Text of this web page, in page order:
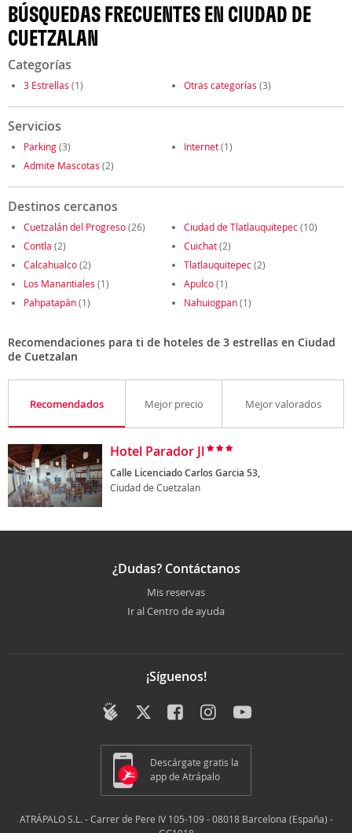
BÚSQUEDAS FRECUENTES EN CIUDAD DE
CUETZALAN
Categorías
3 Estrellas (1) Otras categorías (3)
Servicios
Parking(3) Internet(1)
Admite Mascotas (2)
Destinos cercanos
Cuetzalán del Progreso(26) Ciudad de Tlatlauquitepec(10)
Contla (2) Cuichat(2)
Calcahualco(2) Tlatlauquitepec(2)
Los Manantiales (1) Apulco(1)
Pahpatapán(1) Nahuiogpan(1)
Recomendaciones para ti de hoteles de 3 estrellas en Ciudad
de Cuetzalan
Recomendados Mejor precio Mejor valorados
Hotel Parador Jl
Calle Licenciado Carlos Garcia 53,
Ciudad de Cuetzalan
¿Dudas? Contáctanos
Mis reservas
Ir al Centro de ayuda
¡Síguenos!
Descárgate gratis la
app de Atrápalo
ATRÁPALO S.L. - Carrer de Pere IV 105-109 - 08018 Barcelona (España) -